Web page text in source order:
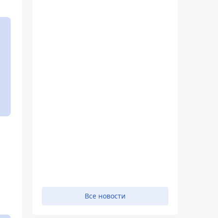
Все новости